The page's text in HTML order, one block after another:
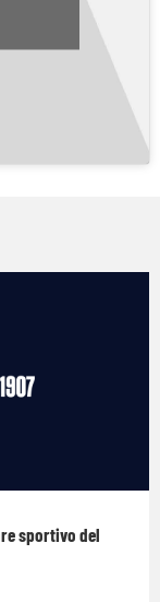
sportivo del